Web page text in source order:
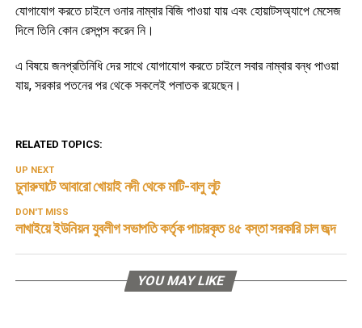
যোগাযোগ করতে চাইলে ওনার নাম্বার বিজি পাওয়া যায় এবং হোয়াটসঅ্যাপে মেসেজ
দিলে তিনি কোন রেসপন্স করেন নি।
এ বিষয়ে জনপ্রতিনিধি দের সাথে যোগাযোগ করতে চাইলে সবার নাম্বার বন্ধ পাওয়া
যায়, সরকার পতনের পর থেকে সকলেই পলাতক রয়েছেন।
RELATED TOPICS:
UP NEXT
চুনারুঘাটে আবারো খোয়াই নদী থেকে মাটি-বালু লুট
DON'T MISS
লাখাইয়ে ইউনিয়ন যুবলীগ সভাপতি কর্তৃক পাচারকৃত ৪৫ বস্তা সরকারি চাল জব্দ
YOU MAY LIKE